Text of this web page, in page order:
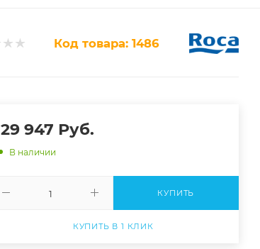
Код товара: 1486
29 947 Руб.
В наличии
КУПИТЬ
КУПИТЬ В 1 КЛИК